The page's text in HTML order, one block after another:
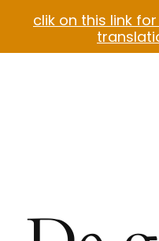
clik on this link